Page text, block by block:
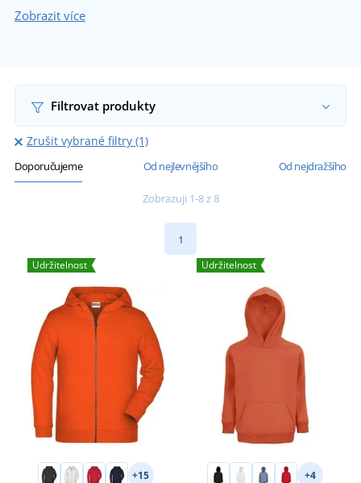
Zobrazit více
Filtrovat produkty
Zrušit vybrané filtry (1)
Doporučujeme Od nejlevnějšího Od nejdražšího
Zobrazuji 1-8 z 8
1
Udržitelnost
+15
Udržitelnost
+4